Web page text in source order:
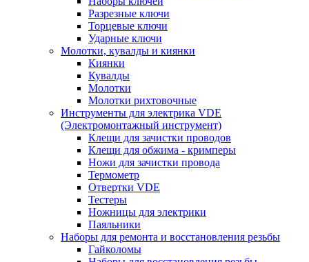
Разрезные ключи
Торцевые ключи
Ударные ключи
Молотки, кувалды и киянки
Киянки
Кувалды
Молотки
Молотки рихтовочные
Инструменты для электрика VDE
(Электромонтажный инструмент)
Клещи для зачистки проводов
Клещи для обжима - кримперы
Ножи для зачистки провода
Термометр
Отвертки VDE
Тестеры
Ножницы для электрики
Паяльники
Наборы для ремонта и восстановления резьбы
Гайколомы